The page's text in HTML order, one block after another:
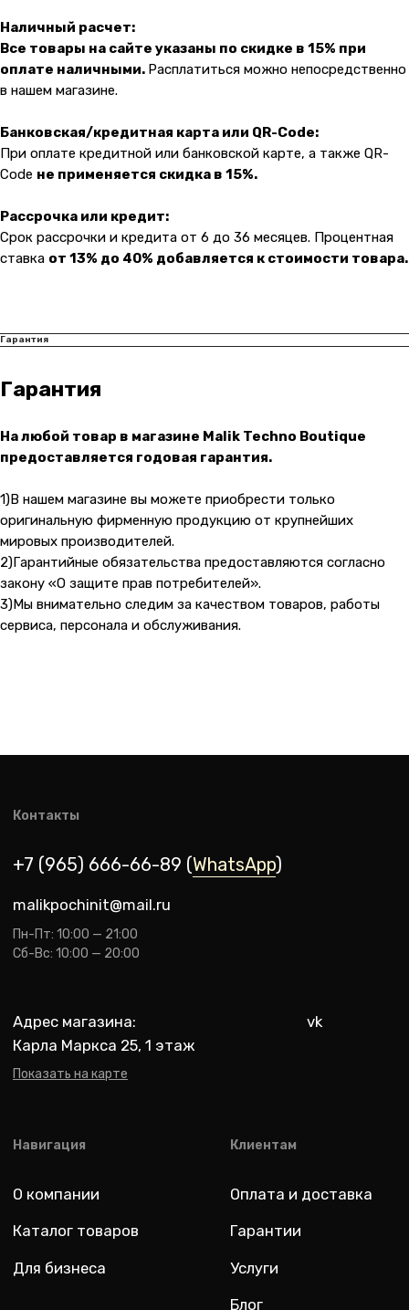
Наличный расчет:
Все товары на сайте указаны по скидке в 15% при
оплате наличными. Расплатиться можно непосредственно
в нашем магазине.
Банковская/кредитная карта или QR-Code:
При оплате кредитной или банковской карте, а также QR-
Code не применяется скидка в 15%.
Рассрочка или кредит:
Срок рассрочки и кредита от 6 до 36 месяцев. Процентная
ставка от 13% до 40% добавляется к стоимости товара.
Гарантия
Гарантия
На любой товар в магазине Malik Techno Boutique
предоставляется годовая гарантия.
1)В нашем магазине вы можете приобрести только
оригинальную фирменную продукцию от крупнейших
мировых производителей.
2)Гарантийные обязательства предоставляются согласно
закону «О защите прав потребителей».
3)Мы внимательно следим за качеством товаров, работы
сервиса, персонала и обслуживания.